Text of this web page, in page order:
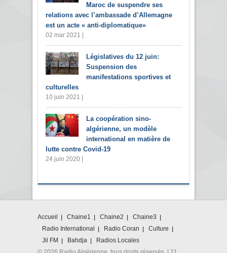
Maroc de suspendre ses
relations avec l’ambassade d’Allemagne
est un acte « anti-diplomatique»
02 mar 2021 |
Législatives du 12 juin:
Suspension des
manifestations sportives et
culturelles
10 juin 2021 |
La coopération sino-
algérienne, un modèle
international en matière de
lutte contre Covid-19
24 juin 2020 |
Accueil Chaine1 Chaine2
Chaine3
Radio International
Radio Coran
Culture
Jil FM
Bahdja
Radios Locales